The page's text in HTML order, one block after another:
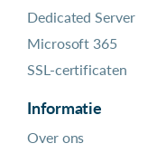
Dedicated Server
Microsoft 365
SSL-certificaten
Informatie
Over ons